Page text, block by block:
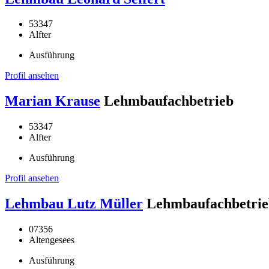
53347
Alfter
Ausführung
Profil ansehen
Marian Krause Lehmbaufachbetrieb
53347
Alfter
Ausführung
Profil ansehen
Lehmbau Lutz Müller
07356
Altengesees
Ausführung